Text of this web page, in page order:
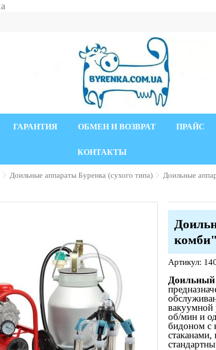
ГАРАНТИЯ ОБМЕН И ВОЗВРАТ ПРАЙС
КОНТАКТЫ
Доильные аппараты Буренка (сухого типа)
Доильные
Артикул:
Доильный
вакуумной
об/мин и
бидоном с